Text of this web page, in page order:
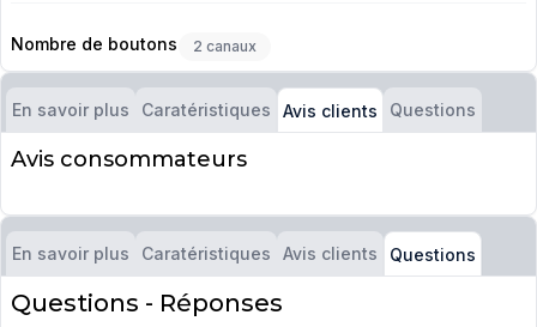
Nombre de boutons 2 canaux
En savoir plus Caratéristiques Avis clients Questions
Avis consommateurs
En savoir plus Caratéristiques Avis clients Questions
Questions - Réponses